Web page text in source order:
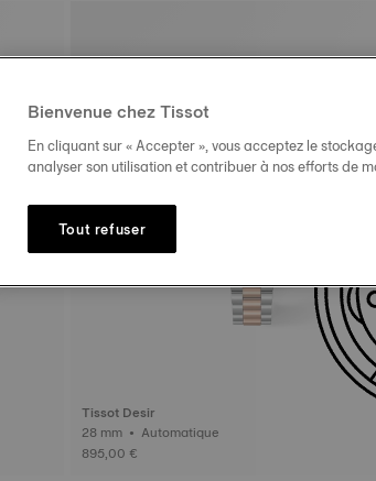
Tissot Desir
28 mm • Automatique
895,00 €
Bienvenue chez Tissot
En cliquant sur « Accepter », vous acceptez le
analyser son utilisation et contribuer à nos efforts de
Tout refuser